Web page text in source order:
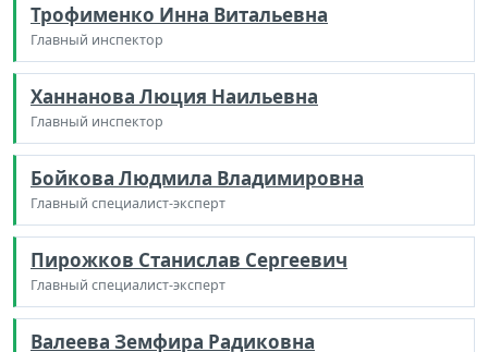
Трофименко Инна Витальевна
Главный инспектор
Ханнанова Люция Наильевна
Главный инспектор
Бойкова Людмила Владимировна
Главный специалист-эксперт
Пирожков Станислав Сергеевич
Главный специалист-эксперт
Валеева Земфира Радиковна